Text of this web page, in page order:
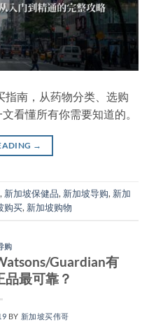
指南，从药物分类、选购
看懂所有你需要知道的。
→
, 新加坡保健品, 新加坡导购, 新加
购买, 新加坡购物
购
Guardian有
最可靠？
BY 新加坡买伟哥